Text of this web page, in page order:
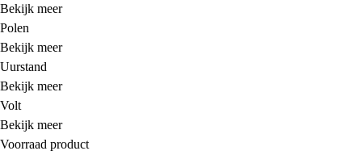
Bekijk meer
Polen
Bekijk meer
Uurstand
Bekijk meer
Volt
Bekijk meer
Voorraad product